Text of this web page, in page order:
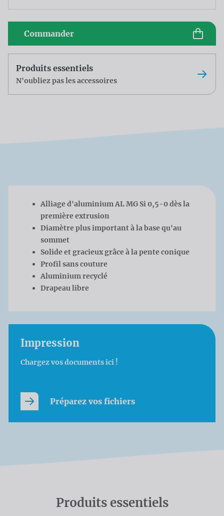
Commander
Produits essentiels
N'oubliez pas les accessoires
Alliage d'aluminium AL MG Si 0,5-0 dès la
première extrusion
Diamètre plus important à la base qu'au
sommet
Solide et gracieux grâce à la pente conique
Profil sans couture
Aluminium recyclé
Drapeau libre
Impression
Chargez vos documents ici !
Préparez vos fichiers
Produits essentiels